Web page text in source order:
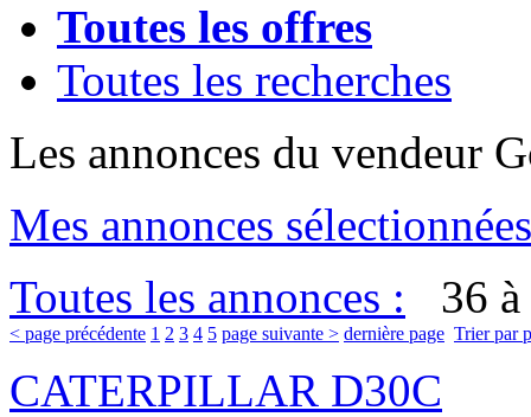
Toutes les offres
Toutes les recherches
Les annonces du vendeur
Mes annonces sélectionnées
Toutes les annonces :
36
< page précédente 1 2 3 4 5 page suivante > dernière page Trier par
CATERPILLAR D30C